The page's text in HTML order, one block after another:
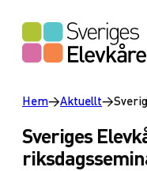
Hem→Aktuellt→
Sveriges